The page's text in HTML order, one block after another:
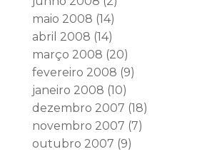
maio 2008 (14)
abril 2008 (14)
março 2008 (20)
fevereiro 2008 (9)
janeiro 2008 (10)
dezembro 2007 (18)
novembro 2007 (7)
outubro 2007 (9)